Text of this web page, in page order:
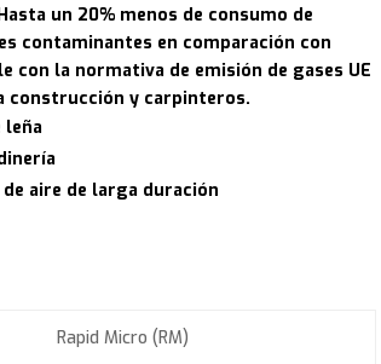
un 20% menos de consumo de
contaminantes en comparación con
con la normativa de emisión de gases UE
construcción y carpinteros.
aire de larga duración
Rapid Micro (RM)